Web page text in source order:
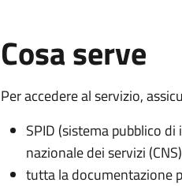
Cosa serve
Per accedere al servizio,
SPID (sistema pubblico
nazionale dei servizi (CNS)
tutta la documentazione